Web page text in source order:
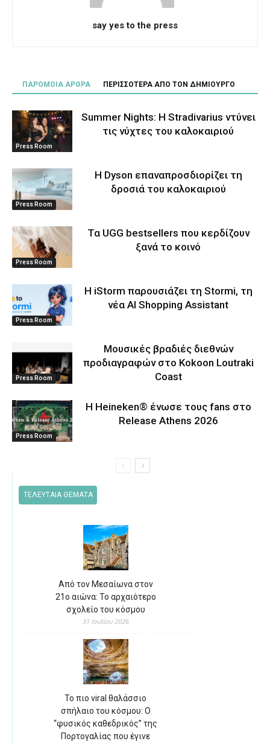
say yes to the press
ΠΑΡΟΜΟΙΑ ΑΡΘΡΑ ΠΕΡΙΣΣΟΤΕΡΑ ΑΠΟ ΤΟΝ ΔΗΜΙΟΥΡΓΟ
Press Room
Summer Nights: Η Stradivarius ντύνει
τις νύχτες του καλοκαιριού
Press Room
Η Dyson επαναπροσδιορίζει τη
δροσιά του καλοκαιριού
Press Room
Τα UGG bestsellers που κερδίζουν
ξανά το κοινό
Press Room
Η iStorm παρουσιάζει τη Stormi, τη
νέα AI Shopping Assistant
Press Room
Μουσικές βραδιές διεθνών
προδιαγραφών στο Kokoon Loutraki
Coast
Press Room
Η Heineken® ένωσε τους fans στο
Release Athens 2026
ΤΕΛΕΥΤΑΙΑ ΘΕΜΑΤΑ
Από τον Μεσαίωνα στον
21ο αιώνα: Το αρχαιότερο
σχολείο του κόσμου
31 Ιουλίου 2026
Το πιο viral θαλάσσιο
σπήλαιο του κόσμου: Ο
“φυσικός καθεδρικός” της
Πορτογαλίας που έγινε